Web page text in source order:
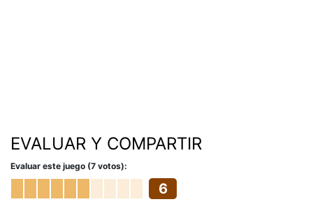
EVALUAR Y COMPARTIR
Evaluar este juego (7 votos):
6